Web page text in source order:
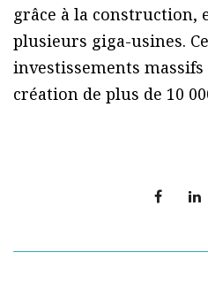
grâce à la construction,
plusieurs giga-usines.
investissements
création de plus de 10